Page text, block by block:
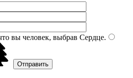
вы человек, выбрав Сердце.